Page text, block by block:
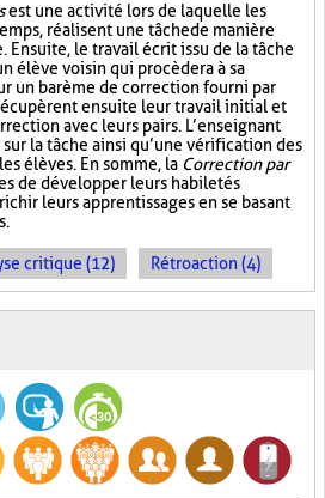
est une activité lors de laquelle les
réalisent une tâche de manière
le travail écrit issu de la tâche
élève voisin qui procèdera à sa
un barème de correction fourni par
ensuite leur travail initial et
avec leurs pairs. L’enseignant
la tâche ainsi qu’une vérification des
élèves. En somme, la Correction par
de développer leurs habiletés
leurs apprentissages en se basant
critique (12) Rétroaction (4)